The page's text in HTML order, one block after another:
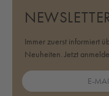
Immer zuerst informiert
Neuheiten. Jetzt